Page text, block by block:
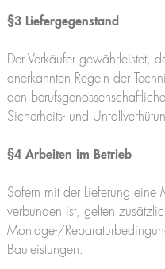
§3 Liefergegenstand
Der Verkäufer gewährleistet,
anerkannten Regeln der
den
Sicherheits- und
§4 Arbeiten im Betrieb
Sofern mit der Lieferung eine
verbunden ist, gelten
Montage-/
Bauleistungen.